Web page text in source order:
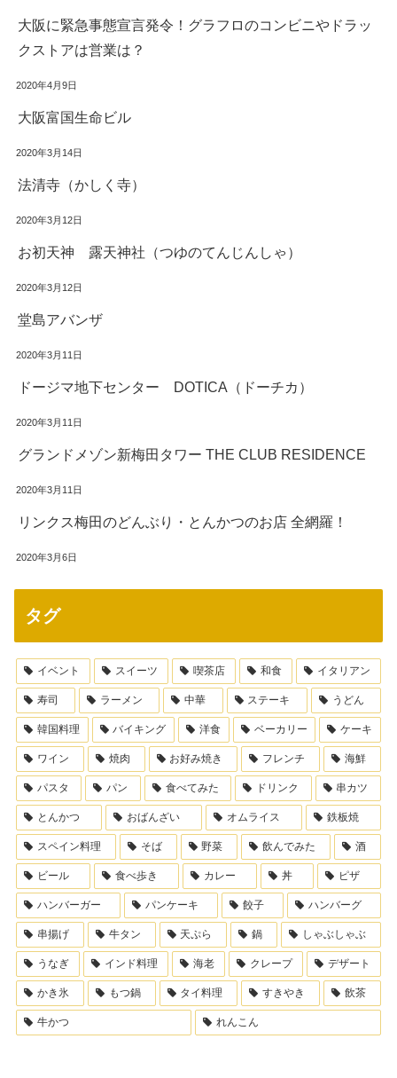
大阪に緊急事態宣言発令！グラフロのコンビニやドラッ
クストアは営業は？
2020年4月9日
大阪富国生命ビル
2020年3月14日
法清寺（かしく寺）
2020年3月12日
お初天神 露天神社（つゆのてんじんしゃ）
2020年3月12日
堂島アバンザ
2020年3月11日
ドージマ地下センター DOTICA（ドーチカ）
2020年3月11日
グランドメゾン新梅田タワー THE CLUB RESIDENCE
2020年3月11日
リンクス梅田のどんぶり・とんかつのお店 全網羅！
2020年3月6日
タグ
イベント スイーツ 喫茶店 和食 イタリアン
寿司 ラーメン 中華 ステーキ うどん
韓国料理 バイキング 洋食 ベーカリー ケーキ
ワイン 焼肉 お好み焼き フレンチ 海鮮
パスタ パン 食べてみた ドリンク 串カツ
とんかつ おばんざい オムライス 鉄板焼
スペイン料理 そば 野菜 飲んでみた 酒
ビール 食べ歩き カレー 丼 ピザ
ハンバーガー パンケーキ 餃子 ハンバーグ
串揚げ 牛タン 天ぷら 鍋 しゃぶしゃぶ
うなぎ インド料理 海老 クレープ デザート
かき氷 もつ鍋 タイ料理 すきやき 飲茶
牛かつ れんこん